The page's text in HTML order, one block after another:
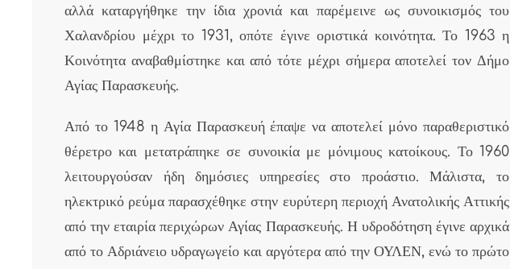
αλλά καταργήθηκε την ίδια χρονιά και παρέμεινε ως συνοικισμός του
Χαλανδρίου μέχρι το 1931, οπότε έγινε οριστικά κοινότητα. Το 1963 η
Κοινότητα αναβαθμίστηκε και από τότε μέχρι σήμερα αποτελεί τον Δήμο
Αγίας Παρασκευής.
Από το 1948 η Αγία Παρασκευή έπαψε να αποτελεί μόνο παραθεριστικό
θέρετρο και μετατράπηκε σε συνοικία με μόνιμους κατοίκους. Το 1960
λειτουργούσαν ήδη δημόσιες υπηρεσίες στο προάστιο. Μάλιστα, το
ηλεκτρικό ρεύμα παρασχέθηκε στην ευρύτερη περιοχή Ανατολικής Αττικής
από την εταιρία περιχώρων Αγίας Παρασκευής. Η υδροδότηση έγινε αρχικά
από το Αδριάνειο υδραγωγείο και αργότερα από την ΟΥΛΕΝ, ενώ το πρώτο